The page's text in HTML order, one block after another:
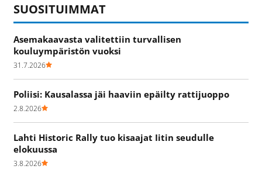
SUOSITUIMMAT
Asemakaavasta valitettiin turvallisen
kouluympäristön vuoksi
31.7.2026
Poliisi: Kausalassa jäi haaviin epäilty rattijuoppo
2.8.2026
Lahti Historic Rally tuo kisaajat Iitin seudulle
elokuussa
3.8.2026